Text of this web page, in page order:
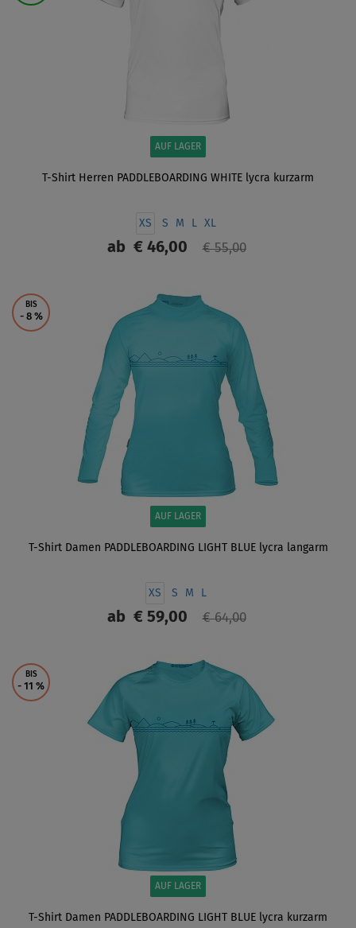
AUF LAGER
T-Shirt Herren PADDLEBOARDING WHITE lycra kurzarm
XS S M L XL
ab€ 46,00 € 55,00
BIS
- 8 %
AUF LAGER
T-Shirt Damen PADDLEBOARDING LIGHT BLUE lycra langarm
XS S M L
ab€ 59,00 € 64,00
ANZEIGEN
BIS
- 11 %
AUF LAGER
T-Shirt Damen PADDLEBOARDING LIGHT BLUE lycra kurzarm